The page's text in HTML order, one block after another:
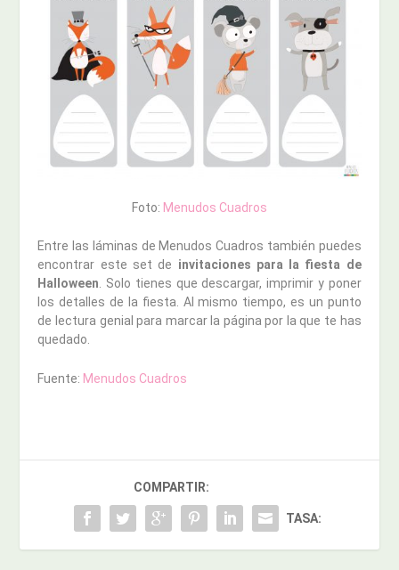
Foto: Menudos Cuadros
Entre las láminas de Menudos Cuadros también puedes
encontrar este set de invitaciones para la fiesta de
Halloween. Solo tienes que descargar, imprimir y poner
los detalles de la fiesta. Al mismo tiempo, es un punto
de lectura genial para marcar la página por la que te has
quedado.
Fuente: Menudos Cuadros
COMPARTIR:
TASA: